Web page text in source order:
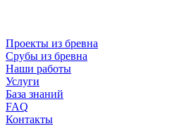
Проекты из бревна
Срубы из бревна
Наши работы
Услуги
База знаний
FAQ
Контакты